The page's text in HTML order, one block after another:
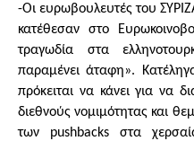
-Οι ευρωβουλευτές του
κατέθεσαν στο
τραγωδία στα
παραμένει άταφη».
πρόκειται να κάνει για να
διεθνούς νομιμότητας και
των pushbacks στα